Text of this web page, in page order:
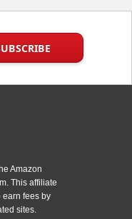
Amazon
This affiliate
earn fees by
sites.